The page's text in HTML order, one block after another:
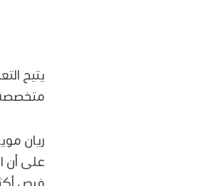
يتيح
متخصصة
ريان
على أن
فرص